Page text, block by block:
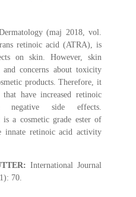
(maj 2018, vol.
retinoic acid (ATRA), is
on skin. However, skin
concerns about toxicity
products. Therefore, it
have increased retinoic
side effects.
a cosmetic grade ester of
innate retinoic acid activity
International Journal
70.